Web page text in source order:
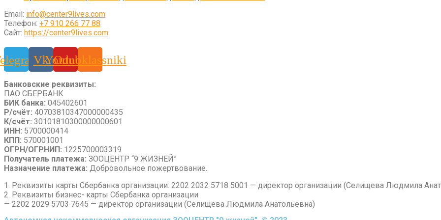
Email: info@center9lives.com
Телефон: +7 910 266 77 88
Сайт: https://center9lives.com
VkYoutube
Odnoklassniki
Банковские реквизиты:
ПАО СБЕРБАНК
БИК банка: 045402601
Р/счёт: 40703810347000000435
К/счёт: 30101810300000000601
ИНН: 5700000414
КПП: 570001001
ОГРН/ОГРНИП: 1225700003319
Получатель платежа: ЗООЦЕНТР “9 ЖИЗНЕЙ”
Назначение платежа: Добровольное пожертвование.
1. Реквизиты карты Сбербанка организации: 2202 2032 5718 5001 — директор организации (Селищева Людмила
2. Реквизиты бизнес- карты Сбербанка организации
— 2202 2029 5703 7645 — директор организации (Селищева Людмила Анатольевна)